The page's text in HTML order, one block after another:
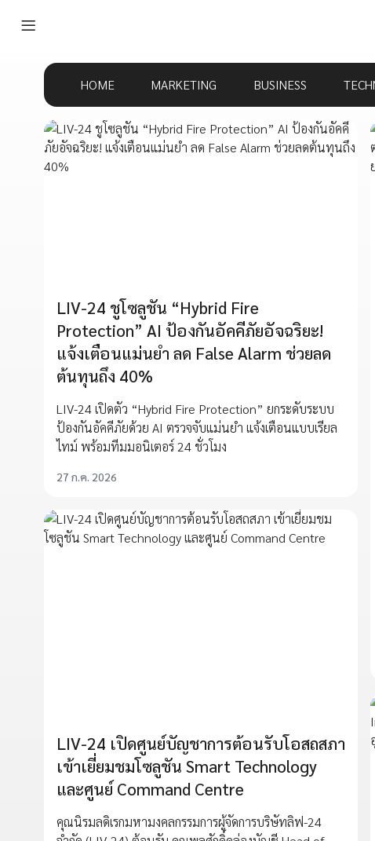
HOME MARKETING BUSINESS
LIV-24 ชูโซลูชัน “Hybrid Fire
Protection” AI ป้องกันอัคคีภัยอัจฉริยะ!
แจ้งเตือนแม่นยำ ลด False Alarm ช่วยลด
ต้นทุนถึง 40%
LIV-24 เปิดตัว “Hybrid Fire Protection” ยกระดับระบบ
ป้องกันอัคคีภัยด้วย AI ตรวจจับแม่นยำ แจ้งเตือนแบบเรียล
ไทม์ พร้อมทีมมอนิเตอร์ 24 ชั่วโมง
27 ก.ค. 2026
LIV-24 เปิดศูนย์บัญชาการต้อนรับโอสถสภา
เข้าเยี่ยมชมโซลูชัน Smart Technology
และศูนย์ Command Centre
คุณนิรมลดิเรกมหามงคลกรรมการผู้จัดการบริษัทลิฟ-24